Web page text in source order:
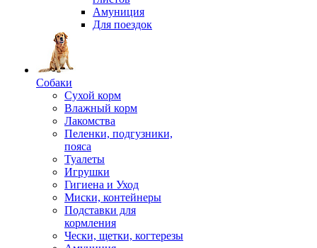
Амуниция
Для поездок
Собаки
Сухой корм
Влажный корм
Лакомства
Пеленки, подгузники,
пояса
Туалеты
Игрушки
Гигиена и Уход
Миски, контейнеры
Подставки для
кормления
Чески, щетки, когтерезы